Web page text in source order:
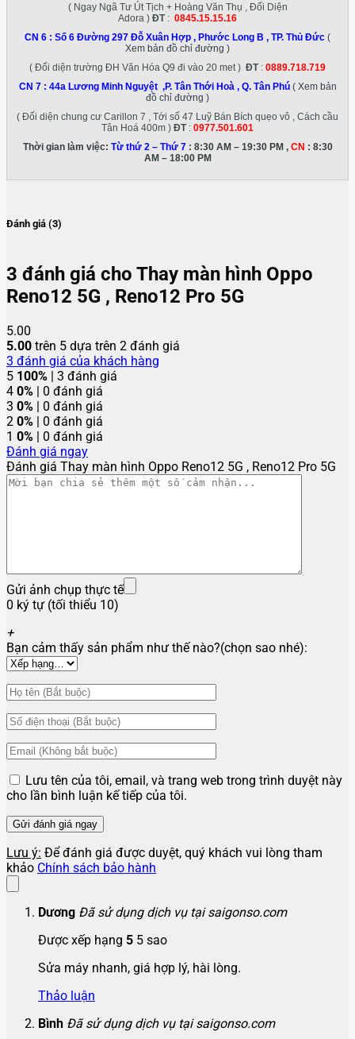
( Ngay Ngã Tư Út Tịch + Hoàng Văn Thụ , Đối Diện
Adora ) ĐT: 0845.15.15.16
CN 6 : Số 6 Đường 297 Đỗ Xuân Hợp , Phước Long B , TP. Thủ Đức (
Xem bản đồ chỉ đường )
( Đối diện trường ĐH Văn Hóa Q9 đi vào 20 met ) ĐT: 0889.718.719
CN 7 : 44a Lương Minh Nguyệt ,P. Tân Thới Hoà , Q. Tân Phú ( Xem bản
đồ chỉ đường )
( Đối diện chung cư Carillon 7 , Tới số 47 Luỹ Bán Bích quẹo vô , Cách cầu
Tân Hoá 400m ) ĐT: 0977.501.601
Thời gian làm việc: Từ thứ 2 – Thứ 7: 8:30 AM – 19:30 PM , CN : 8:30
AM – 18:00 PM
Đánh giá (3)
3 đánh giá cho Thay màn hình Oppo
Reno12 5G , Reno12 Pro 5G
5.00
5.00 trên 5 dựa trên 2 đánh giá
3 đánh giá của khách hàng
5 100% | 3 đánh giá
4 0% | 0 đánh giá
3 0% | 0 đánh giá
2 0% | 0 đánh giá
1 0% | 0 đánh giá
Đánh giá ngay
Đánh giá Thay màn hình Oppo Reno12 5G , Reno12 Pro 5G
Gửi ảnh chụp thực tế
0 ký tự (tối thiểu 10)
+
Bạn cảm thấy sản phẩm như thế nào?(chọn sao nhé):
Lưu tên của tôi, email, và trang web trong trình duyệt này
cho lần bình luận kế tiếp của tôi.
Lưu ý: Để đánh giá được duyệt, quý khách vui lòng tham
khảo Chính sách bảo hành
Dương Đã sử dụng dịch vụ tại saigonso.com
Được xếp hạng 5 5 sao
Sửa máy nhanh, giá hợp lý, hài lòng.
Thảo luận
Bình Đã sử dụng dịch vụ tại saigonso.com